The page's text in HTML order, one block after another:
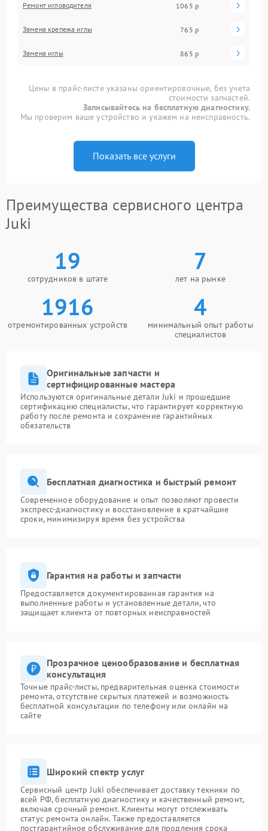
Ремонт игловодителя 1065 р
Замена крепежа иглы 765 р
Замена иглы 865 р
Цены в прайс-листе указаны ориентировочные, без учета
стоимости запчастей.
Записывайтесь на бесплатную диагностику.
Мы проверим ваше устройство и укажем на неисправность.
Показать все услуги
Преимущества сервисного центра
Juki
19
сотрудников в штате
7
лет на рынке
1916
отремонтированных устройств
4
минимальный опыт работы
специалистов
Оригинальные запчасти и
сертифицированные мастера
Используются оригинальные детали Juki и прошедшие
сертификацию специалисты, что гарантирует корректную
работу после ремонта и сохранение гарантийных
обязательств
Бесплатная диагностика и быстрый ремонт
Современное оборудование и опыт позволяют провести
экспресс-диагностику и восстановление в кратчайшие
сроки, минимизируя время без устройства
Гарантия на работы и запчасти
Предоставляется документированная гарантия на
выполненные работы и установленные детали, что
защищает клиента от повторных неисправностей
Прозрачное ценообразование и бесплатная
консультация
Точные прайс-листы, предварительная оценка стоимости
ремонта, отсутствие скрытых платежей и возможность
бесплатной консультации по телефону или онлайн на
сайте
Широкий спектр услуг
Сервисный центр Juki обеспечивает доставку техники по
всей РФ, бесплатную диагностику и качественный ремонт,
включая срочный ремонт. Клиенты могут отслеживать
статус ремонта онлайн. Также предоставляется
постгарантийное обслуживание для продления срока